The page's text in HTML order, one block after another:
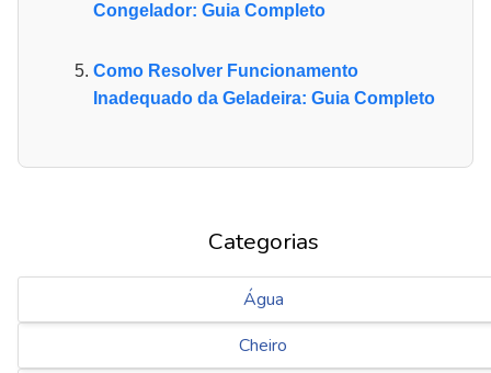
Congelador: Guia Completo
Como Resolver Funcionamento
Inadequado da Geladeira: Guia Completo
Categorias
Água
Cheiro